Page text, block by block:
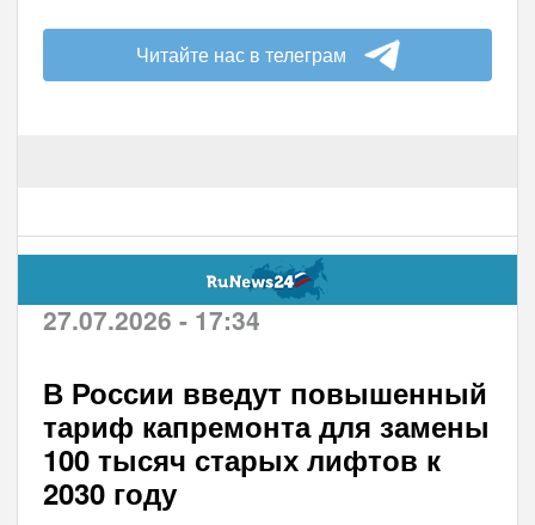
Читайте нас в телеграм
27.07.2026 - 17:34
В России введут повышенный
тариф капремонта для замены
100 тысяч старых лифтов к
2030 году